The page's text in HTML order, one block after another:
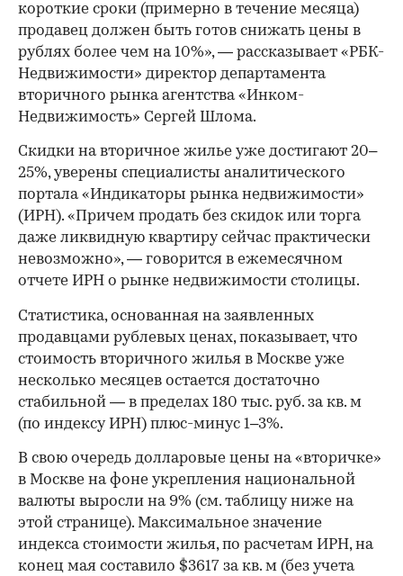
короткие сроки (примерно в течение месяца)
продавец должен быть готов снижать цены в
рублях более чем на 10%», — рассказывает «РБК-
Недвижимости» директор департамента
вторичного рынка агентства «Инком-
Недвижимость» Сергей Шлома.
Скидки на вторичное жилье уже достигают 20–
25%, уверены специалисты аналитического
портала «Индикаторы рынка недвижимости»
(ИРН). «Причем продать без скидок или торга
даже ликвидную квартиру сейчас практически
невозможно», — говорится в ежемесячном
отчете ИРН о рынке недвижимости столицы.
Статистика, основанная на заявленных
продавцами рублевых ценах, показывает, что
стоимость вторичного жилья в Москве уже
несколько месяцев остается достаточно
стабильной — в пределах 180 тыс. руб. за кв. м
(по индексу ИРН) плюс-минус 1–3%.
В свою очередь долларовые цены на «вторичке»
в Москве на фоне укрепления национальной
валюты выросли на 9% (см. таблицу ниже на
этой странице). Максимальное значение
индекса стоимости жилья, по расчетам ИРН, на
конец мая составило $3617 за кв. м (без учета